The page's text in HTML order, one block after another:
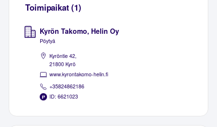
Toimipaikat (1)
Kyrön Takomo, Helin Oy
Pöytyä
Kyröntie 42,
21800 Kyrö
www.kyrontakomo-helin.fi
+35824862186
ID: 6621023